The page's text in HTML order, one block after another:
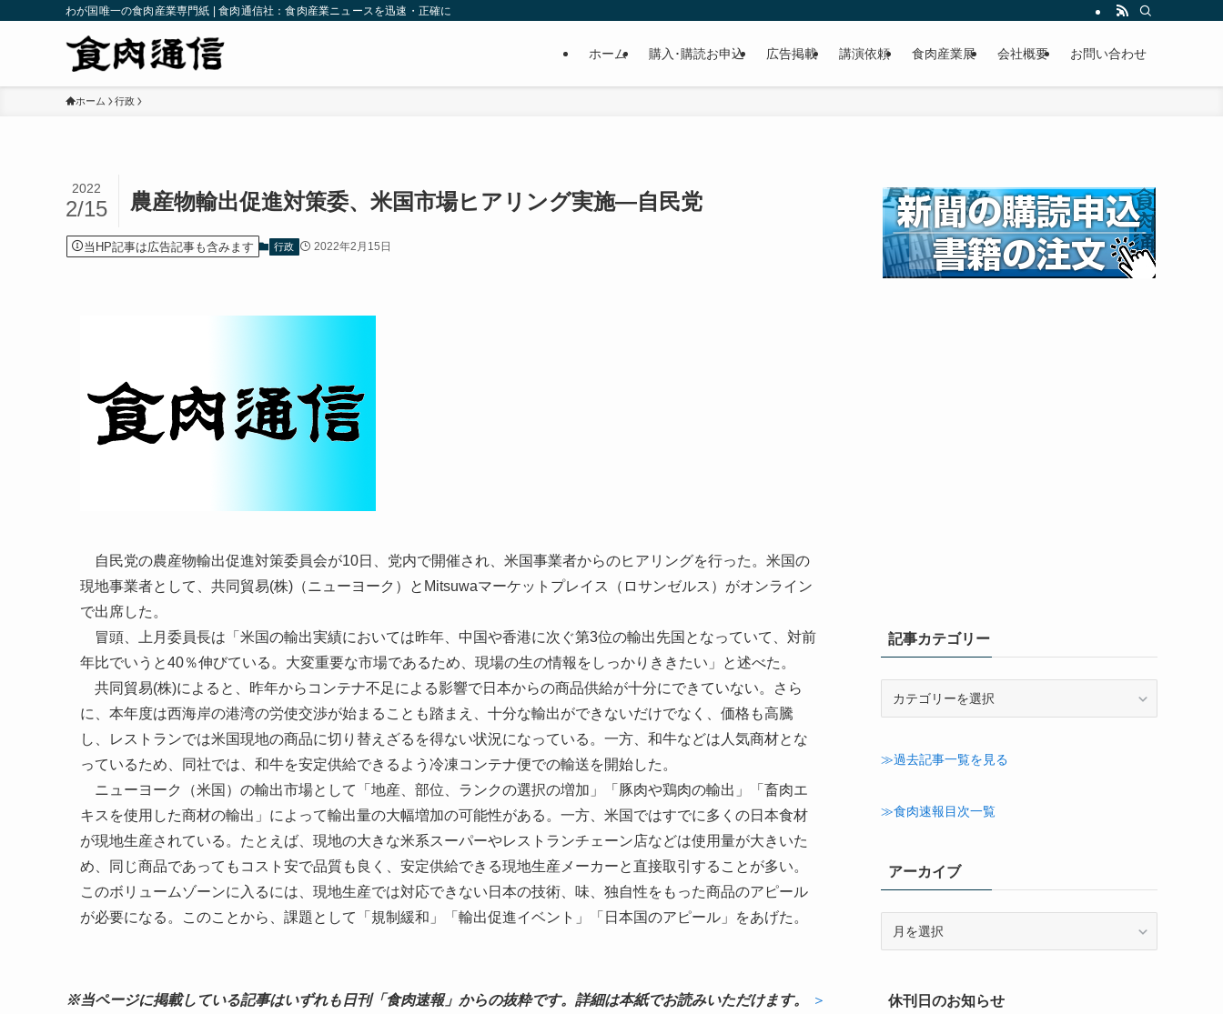
わが国唯一の食肉産業専門紙 | 食肉通信社：食肉産業ニュースを迅速・正確に
ホーム 購入･購読お申込 広告掲載 講演依頼 食肉産業展 会社概要 お問い合わせ
ホーム 行政
農産物輸出促進対策委、米国市場ヒアリング実施—自民党
2022
2/15
当HP記事は広告記事も含みます 行政 2022年2月15日
自民党の農産物輸出促進対策委員会が10日、党内で開催され、米国事業者からのヒアリングを行った。米国の
現地事業者として、共同貿易(株)（ニューヨーク）とMitsuwaマーケットプレイス（ロサンゼルス）がオンライン
で出席した。
冒頭、上月委員長は「米国の輸出実績においては昨年、中国や香港に次ぐ第3位の輸出先国となっていて、対前
年比でいうと40％伸びている。大変重要な市場であるため、現場の生の情報をしっかりききたい」と述べた。
共同貿易(株)によると、昨年からコンテナ不足による影響で日本からの商品供給が十分にできていない。さら
に、本年度は西海岸の港湾の労使交渉が始まることも踏まえ、十分な輸出ができないだけでなく、価格も高騰
し、レストランでは米国現地の商品に切り替えざるを得ない状況になっている。一方、和牛などは人気商材とな
っているため、同社では、和牛を安定供給できるよう冷凍コンテナ便での輸送を開始した。
ニューヨーク（米国）の輸出市場として「地産、部位、ランクの選択の増加」「豚肉や鶏肉の輸出」「畜肉エ
キスを使用した商材の輸出」によって輸出量の大幅増加の可能性がある。一方、米国ではすでに多くの日本食材
が現地生産されている。たとえば、現地の大きな米系スーパーやレストランチェーン店などは使用量が大きいた
め、同じ商品であってもコスト安で品質も良く、安定供給できる現地生産メーカーと直接取引することが多い。
このボリュームゾーンに入るには、現地生産では対応できない日本の技術、味、独自性をもった商品のアピール
が必要になる。このことから、課題として「規制緩和」「輸出促進イベント」「日本国のアピール」をあげた。
※当ページに掲載している記事はいずれも日刊「食肉速報」からの抜粋です。詳細は本紙でお読みいただけます。
＞
記事カテゴリー
ゴ
ー
≫過去記事一覧を見る
≫食肉速報目次一覧
アーカイブ
ブ休刊日のお知らせ